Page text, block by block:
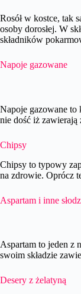
Rosół w kostce, tak
osoby dorosłej. W
składników
Napoje gazowane
Napoje gazowane to
nie dość iż
Chipsy
Chipsy to typowy
na zdrowie. Oprócz
Aspartam i inne
Aspartam to jeden z
swoim składzie
Desery z żelatyną